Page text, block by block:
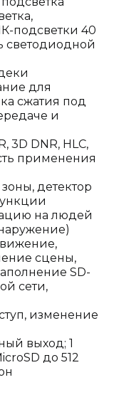
подсветки 40
светодиодной
для
сжатия под
и
3D DNR, HLC,
применения
детектор
на людей
сцены,
SD-
сети,
изменение
выход; 1
до 512